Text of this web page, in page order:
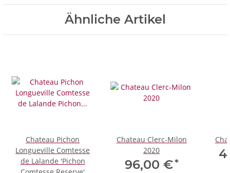
Ähnliche Artikel
Chateau Pichon
Longueville Comtesse
de Lalande 'Pichon
Chateau Clerc-Milon
2020
96,00 €*